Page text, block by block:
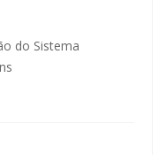
do Sistema